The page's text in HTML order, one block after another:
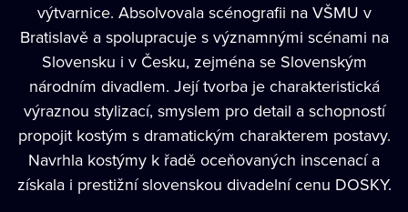
výtvarnice. Absolvovala scénografii na VŠMU v
Bratislavě a spolupracuje s významnými scénami na
Slovensku i v Česku, zejména se Slovenským
národním divadlem. Její tvorba je charakteristická
výraznou stylizací, smyslem pro detail a schopností
propojit kostým s dramatickým charakterem postavy.
Navrhla kostýmy k řadě oceňovaných inscenací a
získala i prestižní slovenskou divadelní cenu DOSKY.